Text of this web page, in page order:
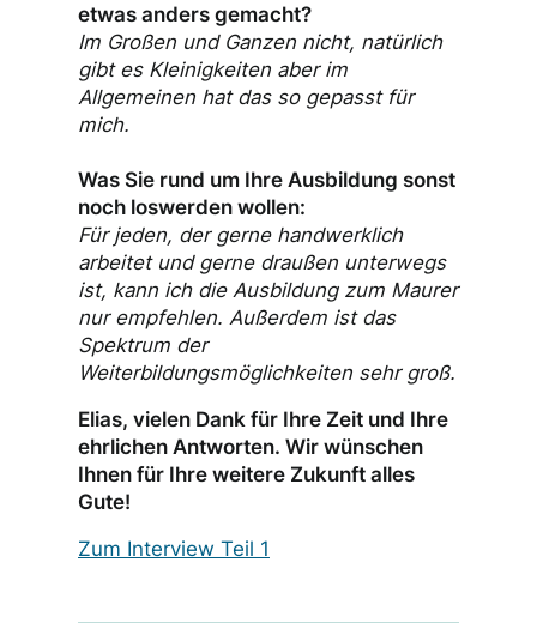
etwas anders gemacht?
Im Großen und Ganzen nicht, natürlich
gibt es Kleinigkeiten aber im
Allgemeinen hat das so gepasst für
mich.
Was Sie rund um Ihre Ausbildung sonst
noch loswerden wollen:
Für jeden, der gerne handwerklich
arbeitet und gerne draußen unterwegs
ist, kann ich die Ausbildung zum Maurer
nur empfehlen. Außerdem ist das
Spektrum der
Weiterbildungsmöglichkeiten sehr groß.
Elias, vielen Dank für Ihre Zeit und Ihre
ehrlichen Antworten. Wir wünschen
Ihnen für Ihre weitere Zukunft alles
Gute!
Zum Interview Teil 1